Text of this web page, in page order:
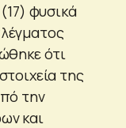
φυσικά
ότι
της
την
και